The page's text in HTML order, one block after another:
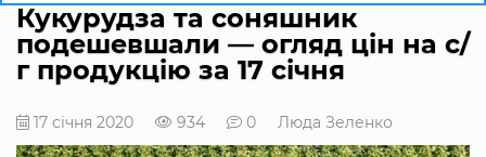
Кукурудза та соняшник
подешевшали — огляд цін на с/
г продукцію за 17 січня
17 січня 2020 934 0 Люда Зеленко